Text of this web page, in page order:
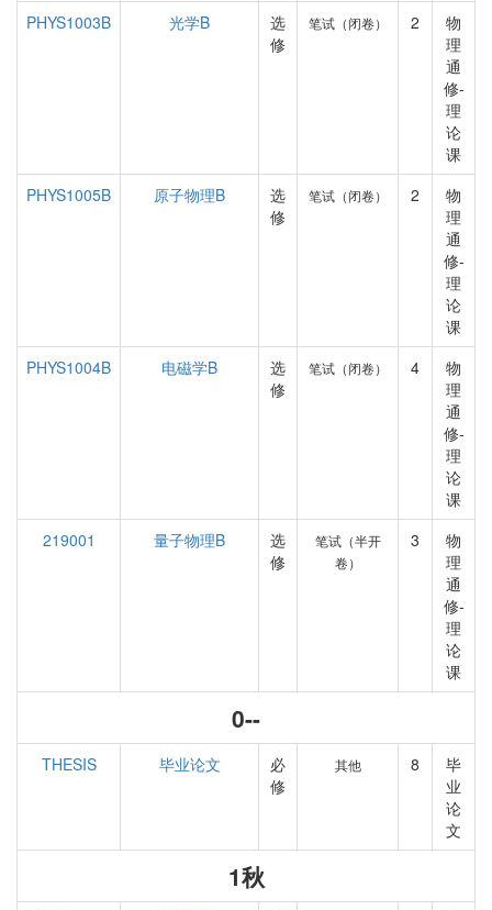
PHYS1003B
光学B
选
修
笔试（闭卷） 2
物
理
通
修-
理
论
课
PHYS1005B
原子物理B
选
修
笔试（闭卷） 2
物
理
通
修-
理
论
课
PHYS1004B
电磁学B
选
修
笔试（闭卷） 4
物
理
通
修-
理
论
课
219001
量子物理B
选
修
笔试（半开
卷）
3
物
理
通
修-
理
论
课
0--
THESIS 毕业论文
必
修
其他 8
毕
业
论
文
1秋